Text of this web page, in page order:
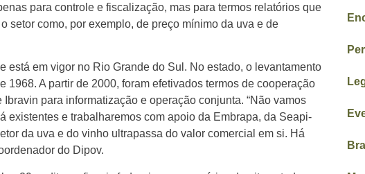
para controle e fiscalização, mas para termos relatórios que
setor como, por exemplo, de preço mínimo da uva e de
em vigor no Rio Grande do Sul. No estado, o levantamento
A partir de 2000, foram efetivados termos de cooperação
para informatização e operação conjunta. “Não vamos
existentes e trabalharemos com apoio da Embrapa, da Seapi-
da uva e do vinho ultrapassa do valor comercial em si. Há
do Dipov.